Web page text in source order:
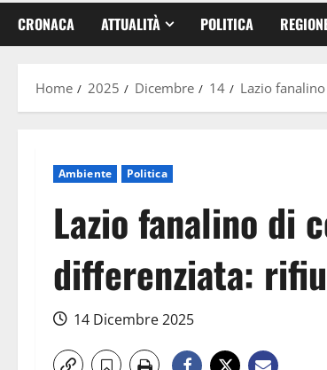
CRONACA ATTUALITÀ POLITICA
Home 2025 Dicembre 14 Lazio
Ambiente Politica
Lazio fanalino di
differenziata:
14 Dicembre 2025